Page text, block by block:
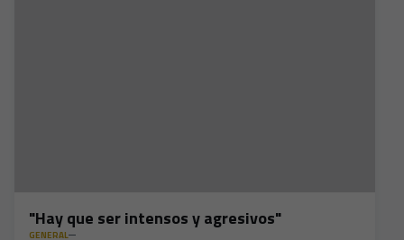
"Hay que ser intensos y agresivos"
GENERAL